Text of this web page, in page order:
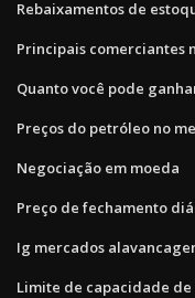
Rebaixamentos de
Principais comerciantes
Quanto você pode
Preços do petróleo no
Negociação em moeda
Preço de fechamento
Ig mercados
Limite de capacidade